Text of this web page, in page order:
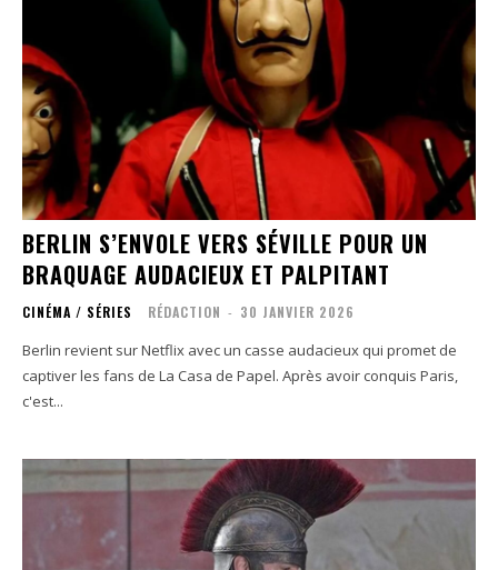
BERLIN S’ENVOLE VERS SÉVILLE POUR UN
BRAQUAGE AUDACIEUX ET PALPITANT
CINÉMA / SÉRIES RÉDACTION - 30 JANVIER 2026
Berlin revient sur Netflix avec un casse audacieux qui promet de
captiver les fans de La Casa de Papel. Après avoir conquis Paris,
c'est...